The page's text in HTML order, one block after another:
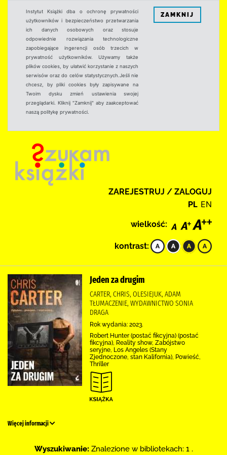
Instytut Książki dba o ochronę prywatności
użytkowników i bezpieczeństwo przetwarzania
ich danych osobowych oraz stosuje
odpowiednie rozwiązania technologiczne
zapobiegające ingerencji osób trzecich w
prywatność użytkowników. Używamy także
plików cookies, by ułatwić korzystanie z naszych
serwisów oraz do celów statystycznych.Jeśli nie
chcesz, by pliki cookies były zapisywane na
Twoim dysku zmień ustawienia swojej
przeglądarki. Kliknij "Zamknij" aby zaakceptować
naszą politykę prywatności.
ZAMKNIJ
ZAREJESTRUJ / ZALOGUJ
PL EN
wielkość:
kontrast:
Jeden za drugim
CARTER, CHRIS, OLESIEJUK, ADAM
TŁUMACZENIE, WYDAWNICTWO SONIA
DRAGA
Rok wydania: 2023.
Robert Hunter (postać fikcyjna) (postać
fikcyjna), Reality show, Zabójstwo
seryjne, Los Angeles (Stany
Zjednoczone, stan Kalifornia), Powieść,
Thriller
Więcej informacji
Wyszukiwanie: Znalezione w bibliotekach: 1 .